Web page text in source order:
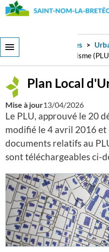
Services et démarches
Plan Local d'Urbanisme
Plan Local
Mise à jour13/04/2026
Le PLU, approuvé le 20
modifié le 4 avril 2016 et
documents relatifs au
sont téléchargeables ci-